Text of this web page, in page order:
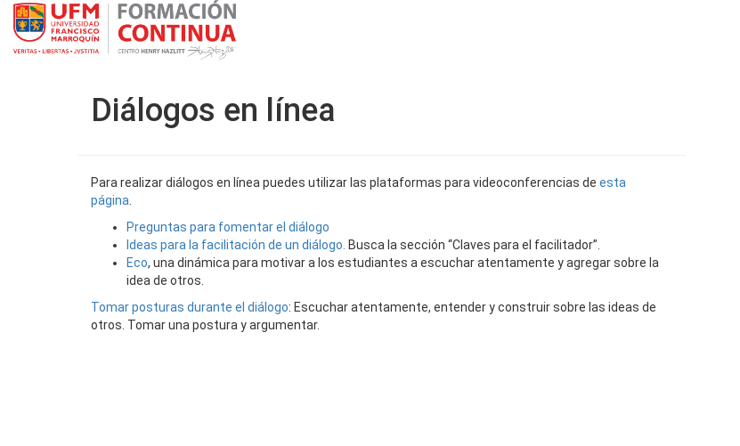
Diálogos en línea
Para realizar diálogos en línea puedes utilizar las plataformas para videoconferencias de esta
página
Preguntas para fomentar el diálogo
Ideas para la facilitación de un diálogo. Busca la sección “Claves para el facilitador”.
Eco, una dinámica para motivar a los estudiantes a escuchar atentamente y agregar sobre la
idea de otros.
Tomar posturas durante el diálogo: Escuchar atentamente, entender y construir sobre las ideas de
otros. Tomar una postura y argumentar.